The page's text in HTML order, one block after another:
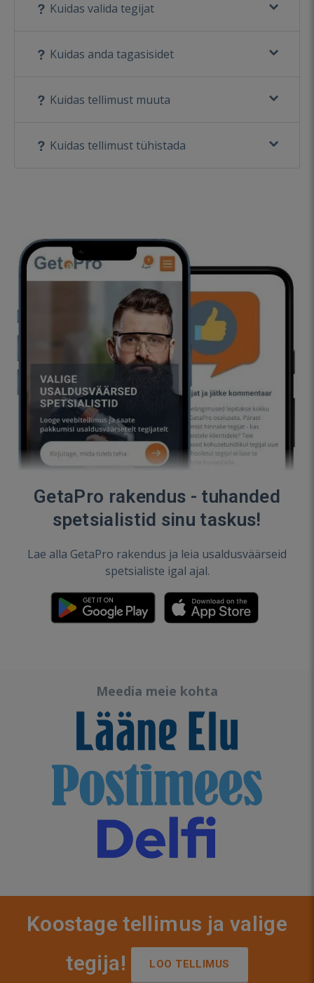
Kuidas valida tegijat
Kuidas anda tagasisidet
Kuidas tellimust muuta
Kuidas tellimust tühistada
GetaPro rakendus - tuhanded
spetsialistid sinu taskus!
Lae alla GetaPro rakendus ja leia usaldusväärseid
spetsialiste igal ajal.
Meedia meie kohta
Koostage tellimus ja valige
tegija!
LOO TELLIMUS